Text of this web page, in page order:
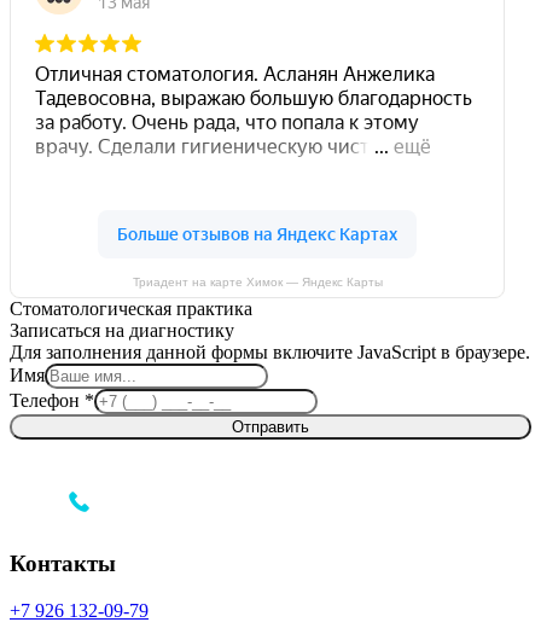
Триадент на карте Химок — Яндекс Карты
Стоматологическая практика
Записаться на диагностику
Для заполнения данной формы включите JavaScript в браузере.
Телефон
Имя
Имя
Телефон *
Отправить
Контакты
+7 926 132‑09‑79‬